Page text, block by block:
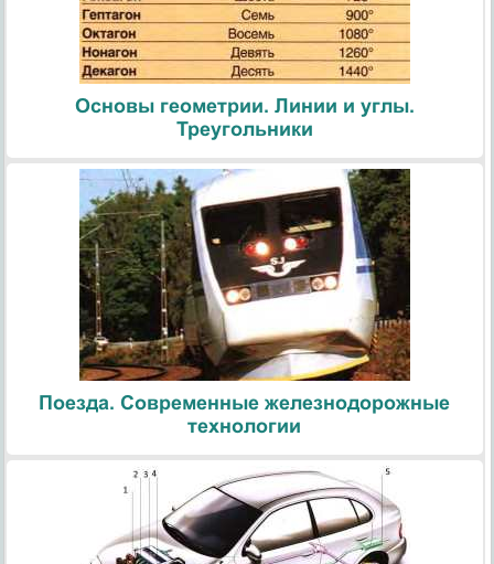
Основы геометрии. Линии и углы.
Треугольники
Поезда. Современные железнодорожные
технологии